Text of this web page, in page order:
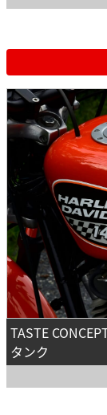
TASTE
タンク